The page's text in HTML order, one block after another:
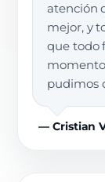
atención
mejor, y
que todo
pudimos
— Cristian